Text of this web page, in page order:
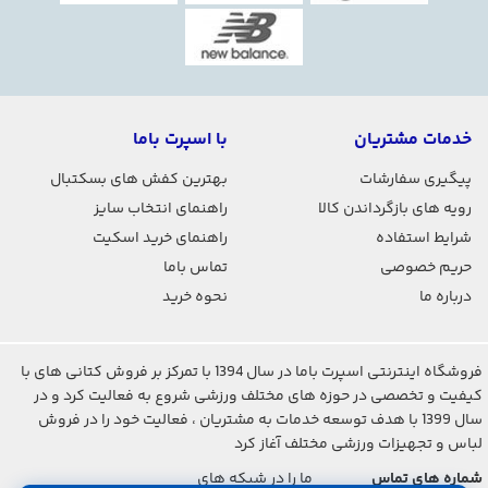
خدمات مشتریان
پیگیری سفارشات
رویه های بازگرداندن کالا
شرایط استفاده
حریم خصوصی
درباره ما
با اسپرت باما
بهترین کفش های بسکتبال
راهنمای انتخاب سایز
راهنمای خرید اسکیت
تماس باما
نحوه خرید
فروشگاه اینترنتی اسپرت باما در سال 1394 با تمرکز بر فروش کتانی های با
کیفیت و تخصصی در حوزه های مختلف ورزشی شروع به فعالیت کرد و در
سال 1399 با هدف توسعه خدمات به مشتریان ، فعالیت خود را در فروش
لباس و تجهیزات ورزشی مختلف آغاز کرد
شماره های تماس
ما را در شبکه های